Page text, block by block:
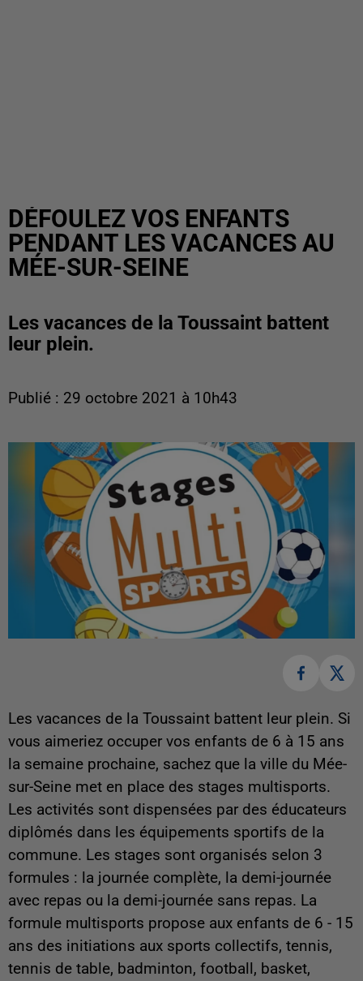
DÉFOULEZ VOS ENFANTS
PENDANT LES VACANCES AU
MÉE-SUR-SEINE
Les vacances de la Toussaint battent
leur plein.
Publié : 29 octobre 2021 à 10h43
Les vacances de la Toussaint battent leur plein. Si
vous aimeriez occuper vos enfants de 6 à 15 ans
la semaine prochaine, sachez que la ville du Mée-
sur-Seine met en place des stages multisports.
Les activités sont dispensées par des éducateurs
diplômés dans les équipements sportifs de la
commune. Les stages sont organisés selon 3
formules : la journée complète, la demi-journée
avec repas ou la demi-journée sans repas. La
formule multisports propose aux enfants de 6 - 15
ans des initiations aux sports collectifs, tennis,
tennis de table, badminton, football, basket,